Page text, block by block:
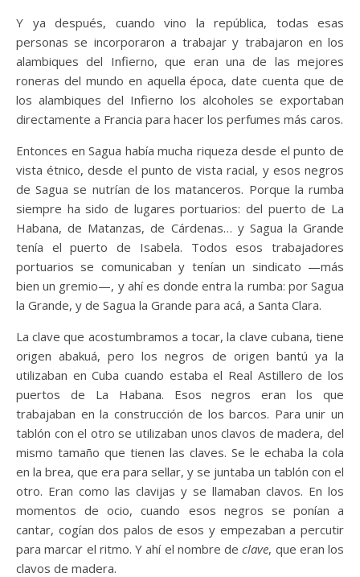
Y ya después, cuando vino la república, todas esas
personas se incorporaron a trabajar y trabajaron en los
alambiques del Infierno, que eran una de las mejores
roneras del mundo en aquella época, date cuenta que de
los alambiques del Infierno los alcoholes se exportaban
directamente a Francia para hacer los perfumes más caros.
Entonces en Sagua había mucha riqueza desde el punto de
vista étnico, desde el punto de vista racial, y esos negros
de Sagua se nutrían de los matanceros. Porque la rumba
siempre ha sido de lugares portuarios: del puerto de La
Habana, de Matanzas, de Cárdenas… y Sagua la Grande
tenía el puerto de Isabela. Todos esos trabajadores
portuarios se comunicaban y tenían un sindicato —más
bien un gremio—, y ahí es donde entra la rumba: por Sagua
la Grande, y de Sagua la Grande para acá, a Santa Clara.
La clave que acostumbramos a tocar, la clave cubana, tiene
origen abakuá, pero los negros de origen bantú ya la
utilizaban en Cuba cuando estaba el Real Astillero de los
puertos de La Habana. Esos negros eran los que
trabajaban en la construcción de los barcos. Para unir un
tablón con el otro se utilizaban unos clavos de madera, del
mismo tamaño que tienen las claves. Se le echaba la cola
en la brea, que era para sellar, y se juntaba un tablón con el
otro. Eran como las clavijas y se llamaban clavos. En los
momentos de ocio, cuando esos negros se ponían a
cantar, cogían dos palos de esos y empezaban a percutir
para marcar el ritmo. Y ahí el nombre declave, que eran los
clavos de madera.